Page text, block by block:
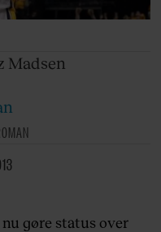
Madsen
gøre status over